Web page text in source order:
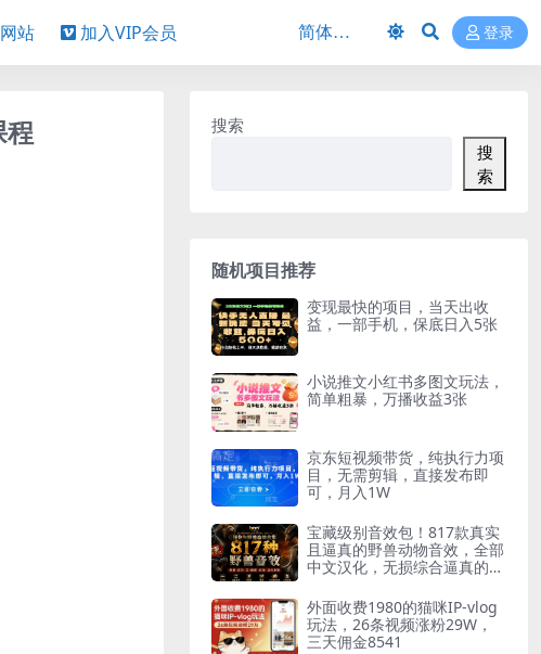
站 加入VIP会员 登录
程
搜索
搜
索
随机项目推荐
变现最快的项目，当天出收
益，一部手机，保底日入5张
小说推文小红书多图文玩法，
简单粗暴，万播收益3张
京东短视频带货，纯执行力项
目，无需剪辑，直接发布即
可，月入1W
宝藏级别音效包！817款真实
且逼真的野兽动物音效，全部
中文汉化，无损综合逼真的动
外面收费1980的猫咪IP-vlog
玩法，26条视频涨粉29W，
三天佣金8541